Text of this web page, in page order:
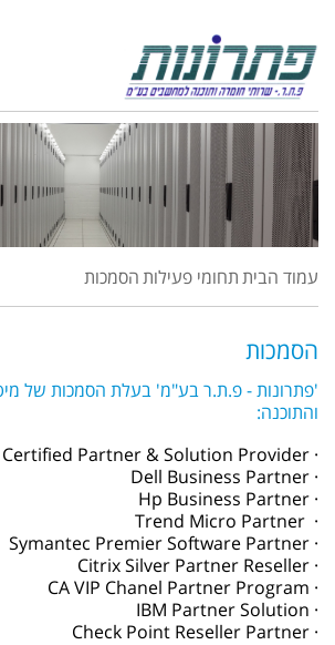
עמוד הביתתחומי פעילותהסמכות
הסמכות
'פתרונות - פ.ת.ר בע"מ' בעלת הסמכות של
והתוכנה:
· Microsoft Certified Partner & Solution Provider
· Dell Business Partner
· Hp Business Partner
· Trend Micro Partner
· Symantec Premier Software Partner
· Citrix Silver Partner Reseller
· CA VIP Chanel Partner Program
· IBM Partner Solution
· Check Point Reseller Partner